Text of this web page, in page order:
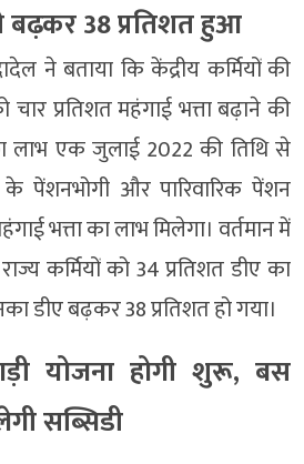
बढ़कर 38 प्रतिशत हुआ
ने बताया कि केंद्रीय कर्मियों की
चार प्रतिशत महंगाई भत्ता बढ़ाने की
लाभ एक जुलाई 2022 की तिथि से
के पेंशनभोगी और पारिवारिक पेंशन
भत्ता का लाभ मिलेगा। वर्तमान में
कर्मियों को 34 प्रतिशत डीए का
डीए बढ़कर 38 प्रतिशत हो गया।
योजना होगी शुरू, बस
सब्सिडी